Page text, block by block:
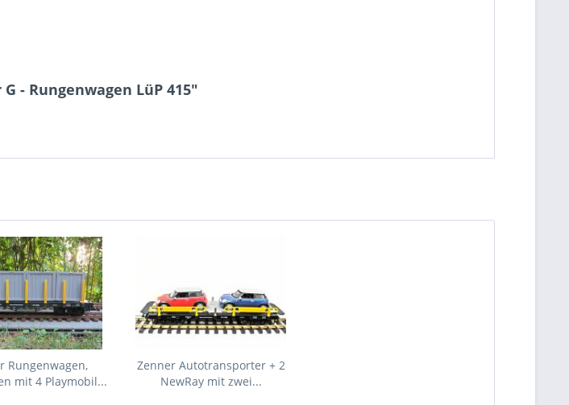
- Rungenwagen LüP 415"
Rungenwagen,
mit 4 Playmobil...
Zenner Autotransporter + 2
NewRay mit zwei...